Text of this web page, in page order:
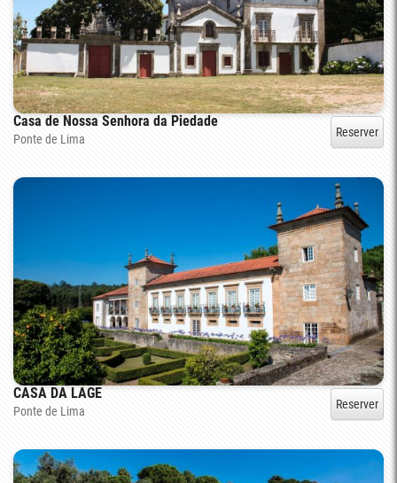
Casa de Nossa Senhora da Piedade
Ponte de Lima Reserver
CASA DA LAGE
Ponte de Lima Reserver